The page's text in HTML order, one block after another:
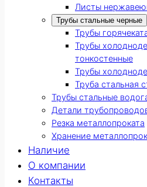
Листы
Трубы стальные черные
Трубы
Трубы
тонкостенные
Трубы
Труба стальная
Трубы стальные
Детали
Резка металлопроката
Хранение
Наличие
О компании
Контакты